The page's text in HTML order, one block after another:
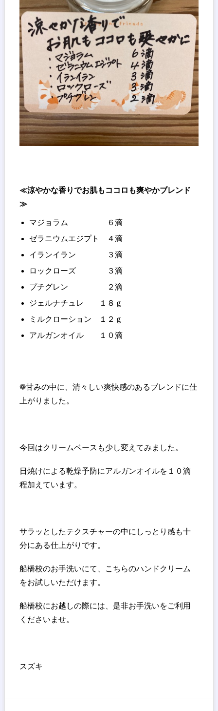
≪涼やかな香りでお肌もココロも爽やかブレンド
≫
マジョラム ６滴
ゼラニウムエジプト ４滴
イランイラン ３滴
ロックローズ ３滴
プチグレン ２滴
ジェルナチュレ １８ｇ
ミルクローション １２ｇ
アルガンオイル １０滴
❁甘みの中に、清々しい爽快感のあるブレンドに仕
上がりました。
今回はクリームベースも少し変えてみました。
日焼けによる乾燥予防にアルガンオイルを１０滴
程加えています。
サラッとしたテクスチャーの中にしっとり感も十
分にある仕上がりです。
船橋校のお手洗いにて、こちらのハンドクリーム
をお試しいただけます。
船橋校にお越しの際には、是非お手洗いをご利用
くださいませ。
スズキ